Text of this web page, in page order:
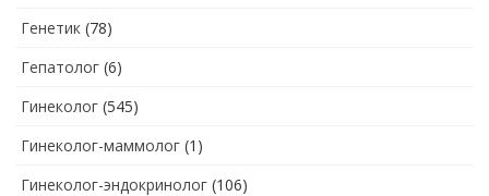
Генетик (78)
Гепатолог (6)
Гинеколог (545)
Гинеколог-маммолог (1)
Гинеколог-эндокринолог (106)